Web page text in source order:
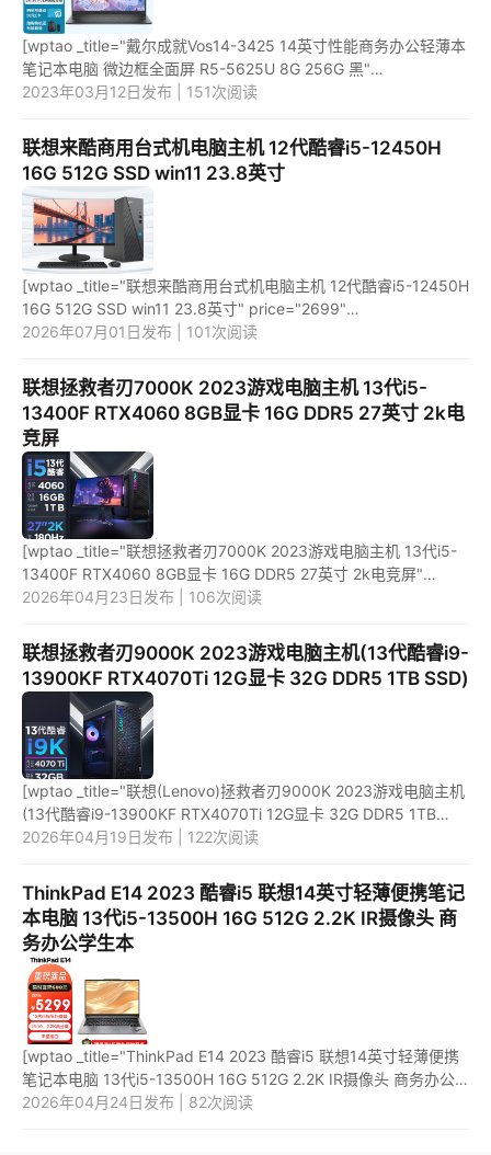
[wptao _title="戴尔成就Vos14-3425 14英寸性能商务办公轻薄本
笔记本电脑 微边框全面屏 R5-5625U 8G 256G 黑"
price="3199" url="https://item.jd.com/100042503694.html"
2023年03月12日发布 | 151次阅读
联想来酷商用台式机电脑主机 12代酷睿i5-12450H
16G 512G SSD win11 23.8英寸
[wptao _title="联想来酷商用台式机电脑主机 12代酷睿i5-12450H
16G 512G SSD win11 23.8英寸" price="2699"
url="https://item.jd.com/100079600704.html"
2026年07月01日发布 | 101次阅读
联想拯救者刃7000K 2023游戏电脑主机 13代i5-
13400F RTX4060 8GB显卡 16G DDR5 27英寸 2k电
竞屏
[wptao _title="联想拯救者刃7000K 2023游戏电脑主机 13代i5-
13400F RTX4060 8GB显卡 16G DDR5 27英寸 2k电竞屏"
price="8599" url="https://item.jd.com/100066383867.html"
2026年04月23日发布 | 106次阅读
联想拯救者刃9000K 2023游戏电脑主机(13代酷睿i9-
13900KF RTX4070Ti 12G显卡 32G DDR5 1TB SSD)
[wptao _title="联想(Lenovo)拯救者刃9000K 2023游戏电脑主机
(13代酷睿i9-13900KF RTX4070Ti 12G显卡 32G DDR5 1TB
SSD)" price="19999"
2026年04月19日发布 | 122次阅读
ThinkPad E14 2023 酷睿i5 联想14英寸轻薄便携笔记
本电脑 13代i5-13500H 16G 512G 2.2K IR摄像头 商
务办公学生本
[wptao _title="ThinkPad E14 2023 酷睿i5 联想14英寸轻薄便携
笔记本电脑 13代i5-13500H 16G 512G 2.2K IR摄像头 商务办公
学生本" price="5299"
2026年04月24日发布 | 82次阅读